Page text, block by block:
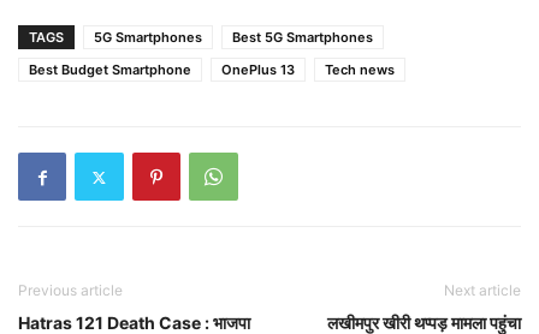
TAGS 5G Smartphones
Best 5G Smartphones
Best Budget Smartphone
OnePlus 13 Tech news
Previous article
Hatras 121 Death Case : भाजपा
Next article
लखीमपुर खीरी थप्पड़ मामला पहुंचा